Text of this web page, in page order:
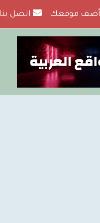
أضف موقعك اتصل بنا